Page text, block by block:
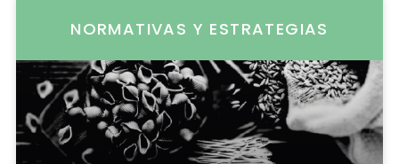
NORMATIVAS Y ESTRATEGIAS